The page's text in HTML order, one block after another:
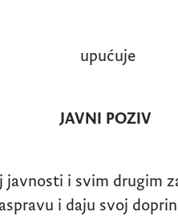
POZIV
javnosti i svim drugim
i daju svoj